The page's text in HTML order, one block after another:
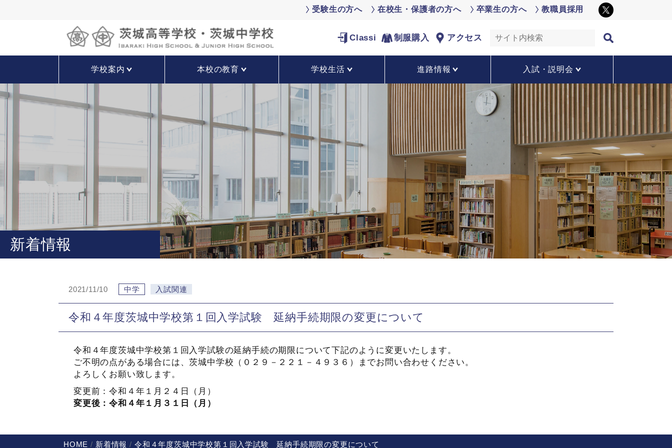
受験生の方へ 在校生・保護者の方へ 卒業生の方へ 教職員採用
Classi 制服購入 アクセス
学校案内 本校の教育 学校生活 進路情報 入試・説明会
新着情報
2021/11/10 中学 入試関連
令和４年度茨城中学校第１回入学試験 延納手続期限の変更について
令和４年度茨城中学校第１回入学試験の延納手続の期限について下記のように変更いたします。
ご不明の点がある場合には、茨城中学校（０２９－２２１－４９３６）までお問い合わせください。
よろしくお願い致します。
変更前：令和４年１月２４日（月）
変更後：令和４年１月３１日（月）
HOME 新着情報 令和４年度茨城中学校第１回入学試験 延納手続期限の変更について